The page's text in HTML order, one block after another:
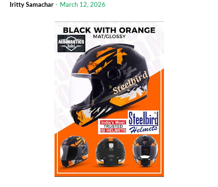
Iritty Samachar - March 12, 2026